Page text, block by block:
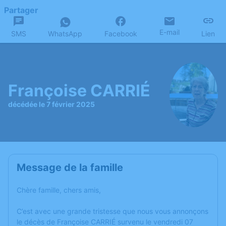
Partager
SMS WhatsApp Facebook E-mail Lien
Françoise CARRIÉ
décédée le 7 février 2025
Message de la famille
Chère famille, chers amis,
C’est avec une grande tristesse que nous vous annonçons
le décès de Françoise CARRIÉ survenu le vendredi 07